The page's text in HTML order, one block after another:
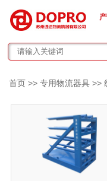
首页 >> 专用物流器具 >>